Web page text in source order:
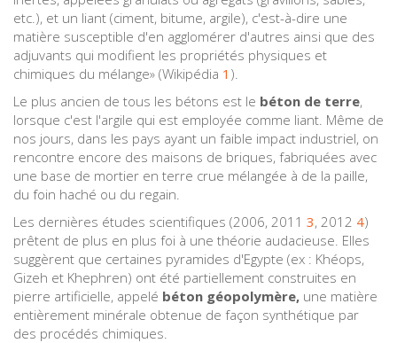
etc.), et un liant (ciment, bitume, argile), c'est-à-dire une
matière susceptible d'en agglomérer d'autres ainsi que des
adjuvants qui modifient les propriétés physiques et
chimiques du mélange» (Wikipédia 1 ).
Le plus ancien de tous les bétons est le béton de terre,
lorsque c'est l'argile qui est employée comme liant. Même de
nos jours, dans les pays ayant un faible impact industriel, on
rencontre encore des maisons de briques, fabriquées avec
une base de mortier en terre crue mélangée à de la paille,
du foin haché ou du regain.
Les dernières études scientifiques (2006, 2011 3, 2012 4)
prêtent de plus en plus foi à une théorie audacieuse. Elles
suggèrent que certaines pyramides d'Egypte (ex : Khéops,
Gizeh et Khephren) ont été partiellement construites en
pierre artificielle, appelé béton géopolymère, une matière
entièrement minérale obtenue de façon synthétique par
des procédés chimiques.